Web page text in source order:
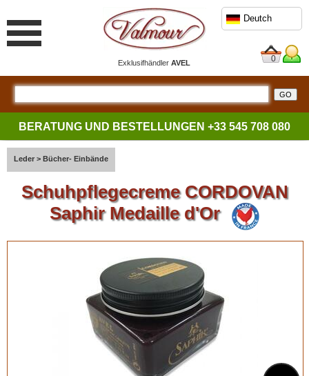
ExklusifhändlerAVEL
Deutch
0
BERATUNG UND BESTELLUNGEN +33 545 708 080
Leder > Bücher- Einbände
Schuhpflegecreme CORDOVAN
Saphir Medaille d'Or